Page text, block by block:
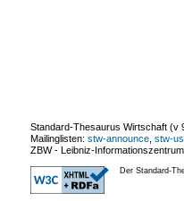
Standard-Thesaurus Wirtschaft (v
Mailinglisten: stw-announce stw-
ZBW - Leibniz-
Der Standard-